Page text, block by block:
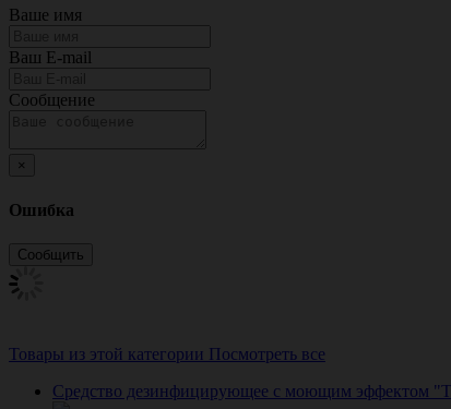
Ваше имя
Ваш E-mail
Сообщение
×
Ошибка
Товары из этой категории Посмотреть все
Средство дезинфицирующее с моющим эффектом